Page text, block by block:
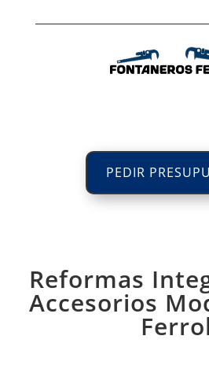
PEDIR
Reformas
Accesorios
Ferrol